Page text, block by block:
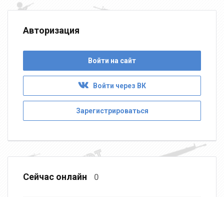
Авторизация
Войти на сайт
Войти через ВК
Зарегистрироваться
Сейчас онлайн 0